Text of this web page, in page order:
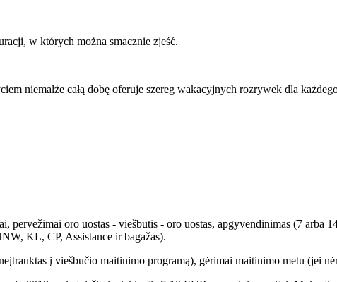
w których można smacznie zjeść.
niemalże całą dobę oferuje szereg wakacyjnych rozrywek dla
pervežimai oro uostas - viešbutis - oro uostas, apgyvendinimas (7 arba
KL, CP, Assistance ir bagažas).
į viešbučio maitinimo programą), gėrimai maitinimo metu (jei